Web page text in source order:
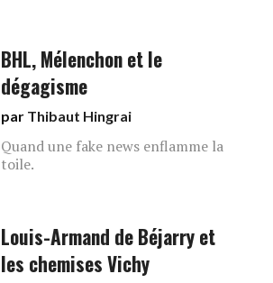
BHL, Mélenchon et le
dégagisme
par Thibaut Hingrai
Quand une fake news enflamme la
toile.
Louis-Armand de Béjarry et
les chemises Vichy